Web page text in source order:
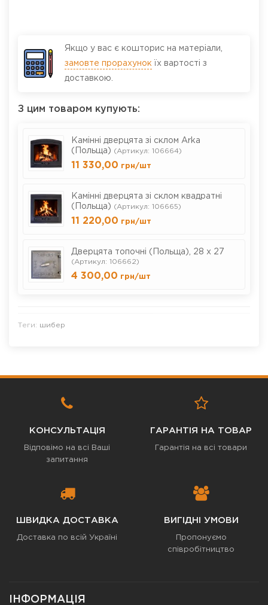
Якщо у вас є кошторис на матеріали,
замовте прорахунок їх вартості з
доставкою.
З цим товаром купують:
Камінні дверцята зі склом Arka
(Польща) (Артикул: 106664)
11 330,00 грн/шт
Камінні дверцята зі склом квадратні
(Польща) (Артикул: 106665)
11 220,00 грн/шт
Дверцята топочні (Польща), 28 х 27
(Артикул: 106662)
4 300,00 грн/шт
Теги: шибер
КОНСУЛЬТАЦІЯ
Відповімо на всі Ваші
запитання
ГАРАНТІЯ НА ТОВАР
Гарантія на всі товари
ШВИДКА ДОСТАВКА
Доставка по всій Україні
ВИГІДНІ УМОВИ
Пропонуємо
співробітництво
ІНФОРМАЦІЯ